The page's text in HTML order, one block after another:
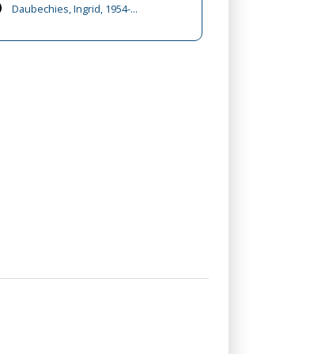
Daubechies, Ingrid, 1954-...